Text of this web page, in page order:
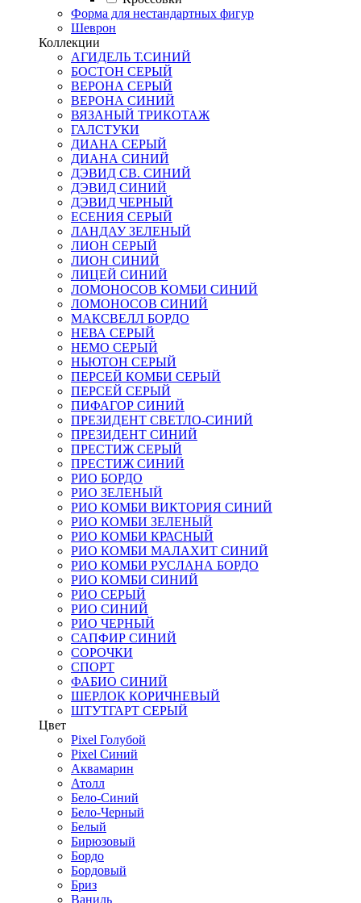
Форма для нестандартных фигур
Шеврон
Коллекции
АГИДЕЛЬ Т.СИНИЙ
БОСТОН СЕРЫЙ
ВЕРОНА СЕРЫЙ
ВЕРОНА СИНИЙ
ВЯЗАНЫЙ ТРИКОТАЖ
ГАЛСТУКИ
ДИАНА СЕРЫЙ
ДИАНА СИНИЙ
ДЭВИД СВ. СИНИЙ
ДЭВИД СИНИЙ
ДЭВИД ЧЕРНЫЙ
ЕСЕНИЯ СЕРЫЙ
ЛАНДАУ ЗЕЛЕНЫЙ
ЛИОН СЕРЫЙ
ЛИОН СИНИЙ
ЛИЦЕЙ СИНИЙ
ЛОМОНОСОВ КОМБИ СИНИЙ
ЛОМОНОСОВ СИНИЙ
МАКСВЕЛЛ БОРДО
НЕВА СЕРЫЙ
НЕМО СЕРЫЙ
НЬЮТОН СЕРЫЙ
ПЕРСЕЙ КОМБИ СЕРЫЙ
ПЕРСЕЙ СЕРЫЙ
ПИФАГОР СИНИЙ
ПРЕЗИДЕНТ СВЕТЛО-СИНИЙ
ПРЕЗИДЕНТ СИНИЙ
ПРЕСТИЖ СЕРЫЙ
ПРЕСТИЖ СИНИЙ
РИО БОРДО
РИО ЗЕЛЕНЫЙ
РИО КОМБИ ВИКТОРИЯ СИНИЙ
РИО КОМБИ ЗЕЛЕНЫЙ
РИО КОМБИ КРАСНЫЙ
РИО КОМБИ МАЛАХИТ СИНИЙ
РИО КОМБИ РУСЛАНА БОРДО
РИО КОМБИ СИНИЙ
РИО СЕРЫЙ
РИО СИНИЙ
РИО ЧЕРНЫЙ
САПФИР СИНИЙ
СОРОЧКИ
СПОРТ
ФАБИО СИНИЙ
ШЕРЛОК КОРИЧНЕВЫЙ
ШТУТГАРТ СЕРЫЙ
Цвет
Pixel Голубой
Pixel Синий
Аквамарин
Атолл
Бело-Синий
Бело-Черный
Белый
Бирюзовый
Бордо
Бордовый
Бриз
Ваниль